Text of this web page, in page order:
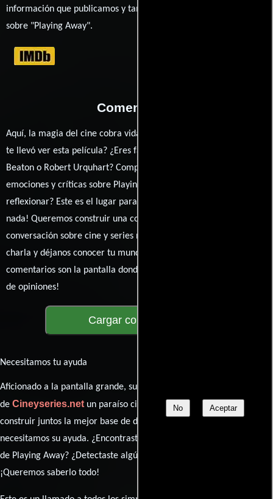
No Aceptar
información que publicamos y también ampliar tu conocimiento
sobre "Playing Away".
Comentarios
Aquí, la magia del cine cobra vida a través de tus opiniones. ¿Qué
te llevó ver esta película? ¿Eres fan de Horace Ové, Norman
Beaton o Robert Urquhart? Comparte tus pensamientos,
emociones y críticas sobre Playing Away. ¿Te hizo reír, llorar o
reflexionar? Este es el lugar para expresarlo. ¡No te guardes
nada! Queremos construir una comunidad apasionada donde la
conversación sobre cine y series nunca se detenga. Únete a la
charla y déjanos conocer tu mundo cinematográfico. ¡Los
comentarios son la pantalla donde se proyecta nuestra diversidad
de opiniones!
Cargar comentarios
Necesitamos tu ayuda
Aficionado a la pantalla grande, su participación es clave para hacer
de Cineyseries.netun paraíso cinéfilo completo. Queremos
construir juntos la mejor base de datos cinematográfica, pero
necesitamos su ayuda. ¿Encontraste algún dato faltante en la ficha
de Playing Away? ¿Detectaste algún error en la sinopsis o el elenco?
¡Queremos saberlo todo!